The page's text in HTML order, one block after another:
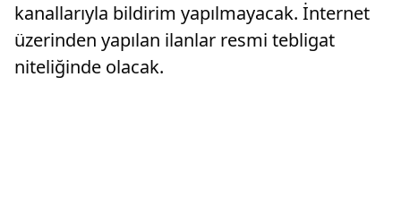
kanallarıyla bildirim yapılmayacak. İnternet
üzerinden yapılan ilanlar resmi tebligat
niteliğinde olacak.